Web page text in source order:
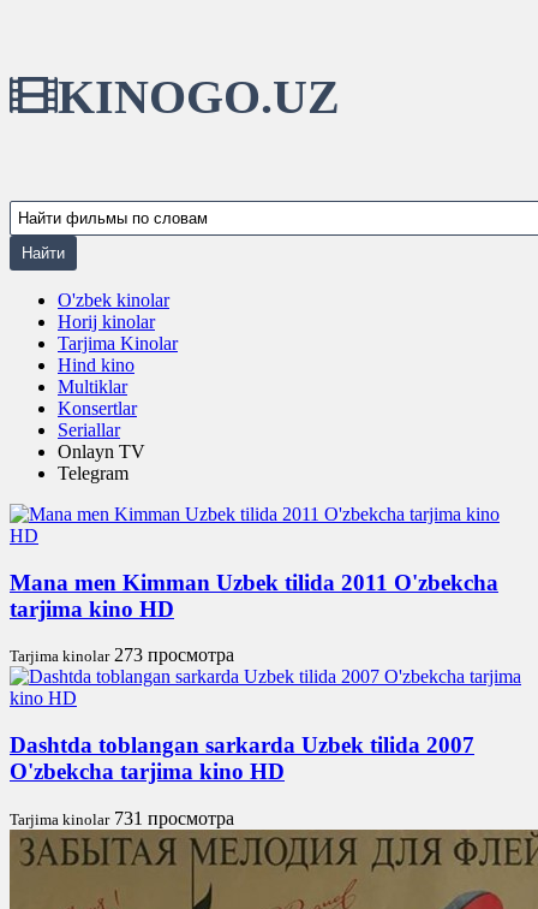
KINOGO.UZ
O'zbek kinolar
Horij kinolar
Tarjima Kinolar
Hind kino
Multiklar
Konsertlar
Seriallar
Onlayn TV
Telegram
Mana men Kimman Uzbek tilida 2011 O'zbekcha
tarjima kino HD
Tarjima kinolar 273 просмотра
Dashtda toblangan sarkarda Uzbek tilida 2007
O'zbekcha tarjima kino HD
Tarjima kinolar 731 просмотра